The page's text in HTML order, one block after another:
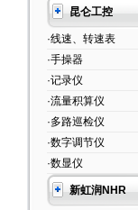
昆仑工控
·线速、转速表
·手操器
·记录仪
·流量积算仪
·多路巡检仪
·数字调节仪
·数显仪
新虹润NHR